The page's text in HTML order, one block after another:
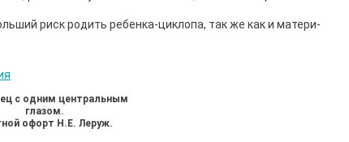
риск родить ребенка-циклопа, так же как и матери-
с одним центральным
глазом.
офорт Н.Е. Леруж.